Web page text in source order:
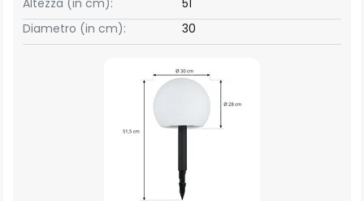
Altezza (in cm):
51
Diametro (in cm):
30